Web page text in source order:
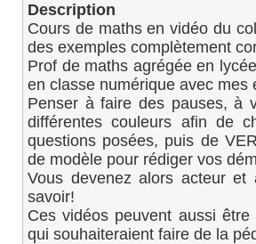
Description
Cours de maths en vidéo du
des exemples complètement
Prof de maths agrégée en
en classe numérique avec mes
Penser à faire des pauses, à
différentes couleurs afin de
questions posées, puis de
de modèle pour rédiger vos
Vous devenez alors acteur et
savoir!
Ces vidéos peuvent aussi
qui souhaiteraient faire de la